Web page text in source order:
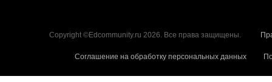
Copyright ©Edcommunity.ru 2026. Все права защищены.
Соглашение на обработку персональных данных